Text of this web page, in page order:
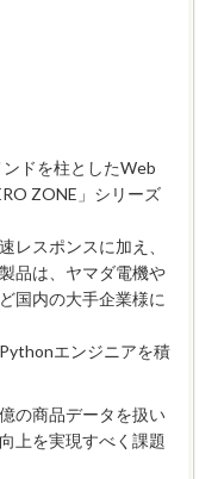
ドを柱としたWeb
ZONE」シリーズ
レスポンスに加え、
品は、ヤマダ電機や
国内の大手企業様に
エンジニアを積
の商品データを扱い
上を実現すべく課題